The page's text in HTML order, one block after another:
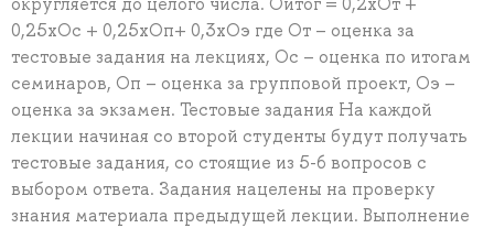
0,25хОс + 0,25хОп+ 0,3хОэ где От – оценка за
тестовые задания на лекциях, Ос – оценка по итогам
семинаров, Оп – оценка за групповой проект, Оэ –
оценка за экзамен. Тестовые задания На каждой
лекции начиная со второй студенты будут получать
тестовые задания, со стоящие из 5-6 вопросов с
выбором ответа. Задания нацелены на проверку
знания материала предыдущей лекции. Выполнение